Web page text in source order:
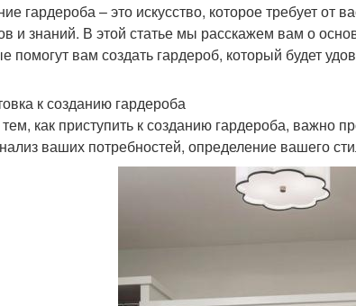
гардероба – это искусство, которое требует от
и знаний. В этой статье мы расскажем вам о
помогут вам создать гардероб, который будет
к созданию гардероба
как приступить к созданию гардероба, важно
ваших потребностей, определение вашего